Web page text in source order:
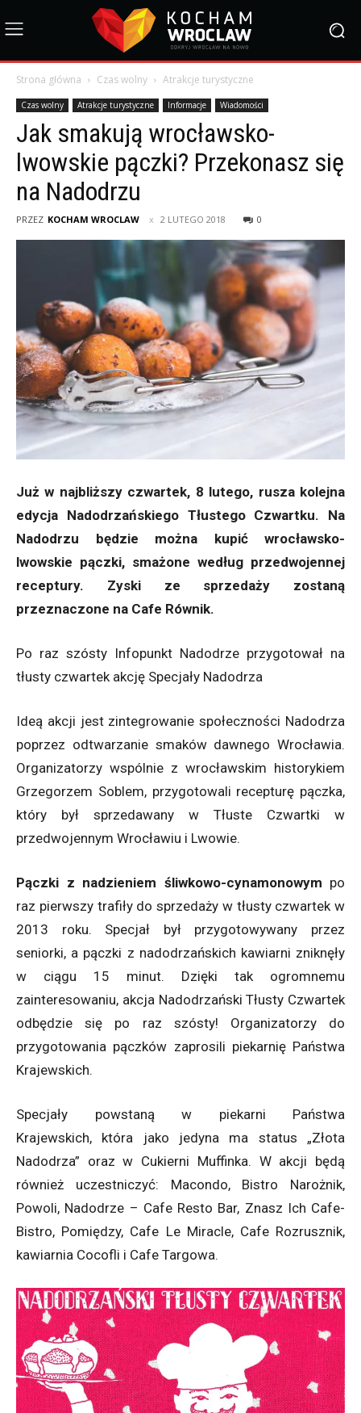
Strona główna Czas wolny Atrakcje turystyczne
Czas wolny Atrakcje turystyczne Informacje Wiadomości
Jak smakują wrocławsko-
lwowskie pączki? Przekonasz się
na Nadodrzu
PRZEZ KOCHAM WROCLAW 2 LUTEGO 2018 0
Już w najbliższy czwartek, 8 lutego, rusza kolejna
edycja Nadodrzańskiego Tłustego Czwartku. Na
Nadodrzu będzie można kupić wrocławsko-
lwowskie pączki, smażone według przedwojennej
receptury. Zyski ze sprzedaży zostaną
przeznaczone na Cafe Równik.
Po raz szósty Infopunkt Nadodrze przygotował na
tłusty czwartek akcję Specjały Nadodrza
Ideą akcji jest zintegrowanie społeczności Nadodrza
poprzez odtwarzanie smaków dawnego Wrocławia.
Organizatorzy wspólnie z wrocławskim historykiem
Grzegorzem Soblem, przygotowali recepturę pączka,
który był sprzedawany w Tłuste Czwartki w
przedwojennym Wrocławiu i Lwowie.
Pączki z nadzieniem śliwkowo-cynamonowym po
raz pierwszy trafiły do sprzedaży w tłusty czwartek w
2013 roku. Specjał był przygotowywany przez
seniorki, a pączki z nadodrzańskich kawiarni zniknęły
w ciągu 15 minut. Dzięki tak ogromnemu
zainteresowaniu, akcja Nadodrzański Tłusty Czwartek
odbędzie się po raz szósty! Organizatorzy do
przygotowania pączków zaprosili piekarnię Państwa
Krajewskich.
Specjały powstaną w piekarni Państwa
Krajewskich, która jako jedyna ma status „Złota
Nadodrza” oraz w Cukierni Muffinka. W akcji będą
również uczestniczyć: Macondo, Bistro Narożnik,
Powoli, Nadodrze – Cafe Resto Bar, Znasz Ich Cafe-
Bistro, Pomiędzy, Cafe Le Miracle, Cafe Rozrusznik,
kawiarnia Cocofli i Cafe Targowa.